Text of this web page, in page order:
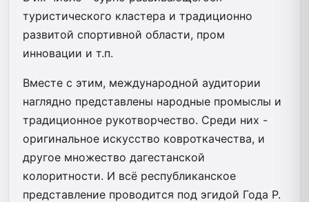
туристического кластера и традиционно
развитой спортивной области, пром
инновации и т.п.
Вместе с этим, международной аудитории
наглядно представлены народные промыслы и
традиционное рукотворчество. Среди них -
оригинальное искусство ковроткачества, и
другое множество дагестанской
колоритности. И всё республиканское
представление проводится под эгидой Года Р.